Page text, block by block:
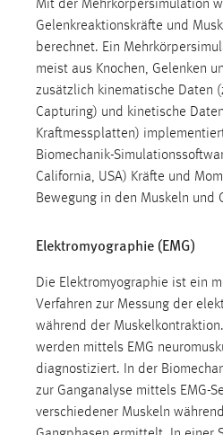
Mit der Mehrkörpersimulation
Gelenkreaktionskräfte und
berechnet. Ein
meist aus Knochen, Gelenken
zusätzlich kinematische Daten
Capturing) und kinetische
Kraftmessplatten)
Biomechanik-
California, USA) Kräfte und
Bewegung in den Muskeln und
Elektromyographie (EMG)
Die Elektromyographie ist ein
Verfahren zur Messung der
während der
werden mittels EMG
diagnostiziert. In der
zur Ganganalyse mittels EMG-
verschiedener Muskeln